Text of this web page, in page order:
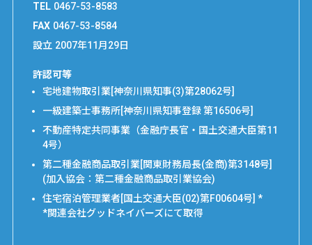
TEL 0467-53-8583
FAX 0467-53-8584
設立 2007年11月29日
許認可等
宅地建物取引業[神奈川県知事(3)第28062号]
一級建築士事務所[神奈川県知事登録 第16506号]
不動産特定共同事業（金融庁長官・国土交通大臣第11
4号）
第二種金融商品取引業[関東財務局長(金商)第3148号]
(加入協会：第二種金融商品取引業協会)
住宅宿泊管理業者[国土交通大臣(02)第F00604号] *
*関連会社グッドネイバーズにて取得